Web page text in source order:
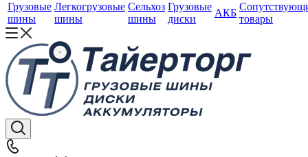
Грузовые
шины
Легкогрузовые
шины
Сельхоз
шины
Грузовые
диски
АКБ
товары